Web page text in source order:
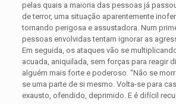
pelas quais a maioria das pessoas já
de terror, uma situação aparentemente
tornando perigosa e assustadora. Num
pessoas envolvidas tentam ignorar as
Em seguida, os ataques vão se
acuada, aniquilada, sem forças para reagir
alguém mais forte e poderoso. “Não se
se uma parte de si mesmo. Volta-se para
exausto, ofendido, deprimido. E é difícil